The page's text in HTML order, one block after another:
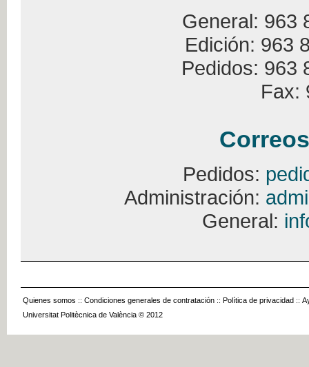
General: 963
Edición: 963
Pedidos: 963
Fax:
Pedidos:
Administración:
General:
Quienes somos :: Condiciones generales de contratación :: Política de privacidad ::
Universitat Politècnica de València © 2012